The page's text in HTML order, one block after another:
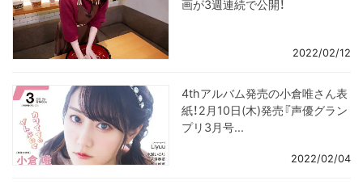
画が3週連続で公開！
2022/02/12
4thアルバム発売の小倉唯さん表
紙！2月10日(木)発売『声優グラン
プリ3月号...
2022/02/04